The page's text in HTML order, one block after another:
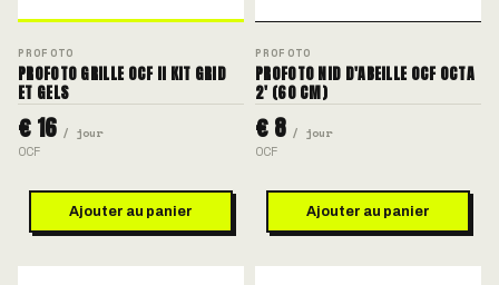
PROFOTO
PROFOTO GRILLE OCF II KIT GRID
ET GELS
€ 16 / jour
OCF
Ajouter au panier
PROFOTO
PROFOTO NID D'ABEILLE OCF OCTA
2' (60 CM)
€ 8 / jour
OCF
Ajouter au panier